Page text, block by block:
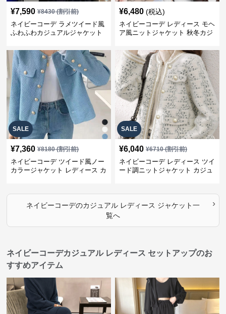
¥7,590 ¥8430(割引前)
ネイビーコーデ ラメツイード風
ふわふわカジュアルジャケット
¥6,480 (税込)
ネイビーコーデ レディース モヘ
ア風ニットジャケット 秋冬カジ
SALE
¥7,360 ¥8180(割引前)
ネイビーコーデ ツイード風ノー
カラージャケット レディース カ
SALE
¥6,040 ¥6710(割引前)
ネイビーコーデ レディース ツイ
ード調ニットジャケット カジュ
ネイビーコーデのカジュアル レディース ジャケット一
覧へ
›
ネイビーコーデカジュアル レディース セットアップのお
すすめアイテム